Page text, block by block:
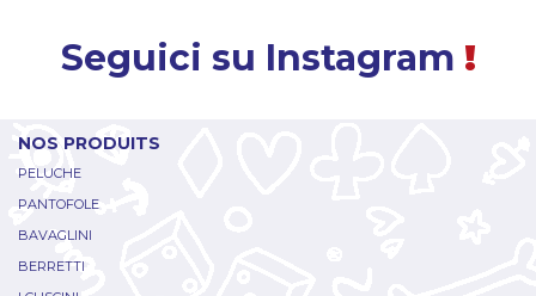
Seguici su Instagram !
NOS PRODUITS
PELUCHE
PANTOFOLE
BAVAGLINI
BERRETTI